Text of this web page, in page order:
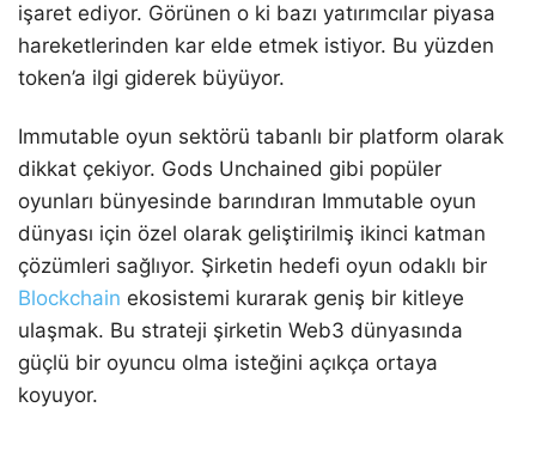
işaret ediyor. Görünen o ki bazı yatırımcılar piyasa
hareketlerinden kar elde etmek istiyor. Bu yüzden
token’a ilgi giderek büyüyor.
Immutable oyun sektörü tabanlı bir platform olarak
dikkat çekiyor. Gods Unchained gibi popüler
oyunları bünyesinde barındıran Immutable oyun
dünyası için özel olarak geliştirilmiş ikinci katman
çözümleri sağlıyor. Şirketin hedefi oyun odaklı bir
Blockchain ekosistemi kurarak geniş bir kitleye
ulaşmak. Bu strateji şirketin Web3 dünyasında
güçlü bir oyuncu olma isteğini açıkça ortaya
koyuyor.